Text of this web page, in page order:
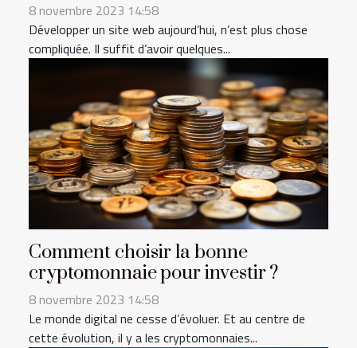
8 novembre 2023 14:58
Développer un site web aujourd’hui, n’est plus chose
compliquée. Il suffit d’avoir quelques...
Comment choisir la bonne
cryptomonnaie pour investir ?
8 novembre 2023 14:58
Le monde digital ne cesse d’évoluer. Et au centre de
cette évolution, il y a les cryptomonnaies...